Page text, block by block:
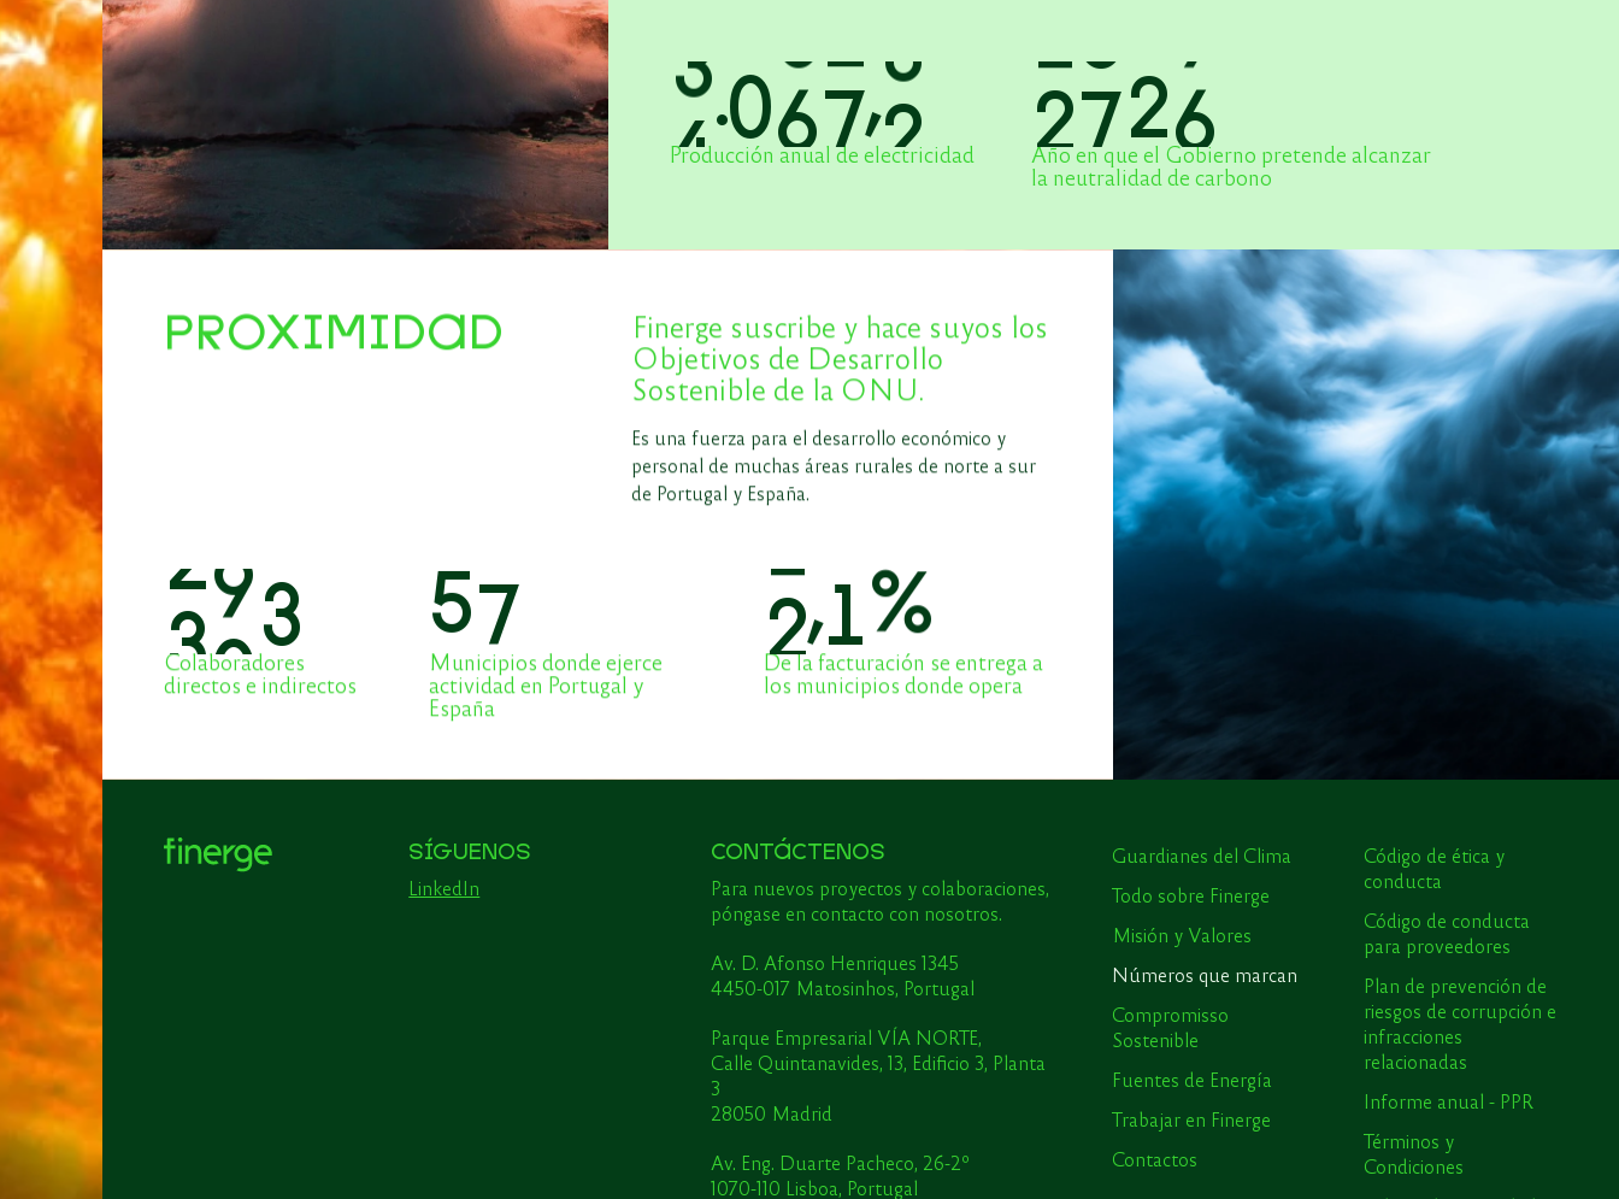
4.806,7
Producción anual de electricidad
2050
Año en que el Gobierno pretende alcanzar
la neutralidad de carbono
PROXIMIDAD
Finerge suscribe y hace suyos los
Objetivos de Desarrollo
Sostenible de la ONU.
Es una fuerza para el desarrollo económico y
personal de muchas áreas rurales de norte a sur
de Portugal y España.
350
Colaboradores
directos e indirectos
68
Municipios donde ejerce
actividad en Portugal y
España
2,5 %
De la facturación se entrega a
los municipios donde opera
SÍGUENOS
LinkedIn
CONTÁCTENOS
Para nuevos proyectos y colaboraciones,
póngase en contacto con nosotros.
Av. D. Afonso Henriques 1345
4450-017 Matosinhos, Portugal
Parque Empresarial VÍA NORTE,
Calle Quintanavides, 13, Edificio 3, Planta
3
28050 Madrid
Av. Eng. Duarte Pacheco, 26-2º
1070-110 Lisboa, Portugal
Guardianes del Clima
Todo sobre Finerge
Misión y Valores
Números que marcan
Compromisso
Sostenible
Fuentes de Energía
Trabajar en Finerge
Contactos
Código de ética y
conducta
Código de conducta
para proveedores
Plan de prevención de
riesgos de corrupción e
infracciones
relacionadas
Informe anual - PPR
Términos y
Condiciones